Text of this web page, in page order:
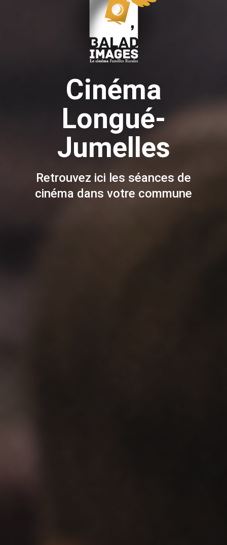
Cinéma
Longué-
Jumelles
Retrouvez ici les séances de
cinéma dans votre commune